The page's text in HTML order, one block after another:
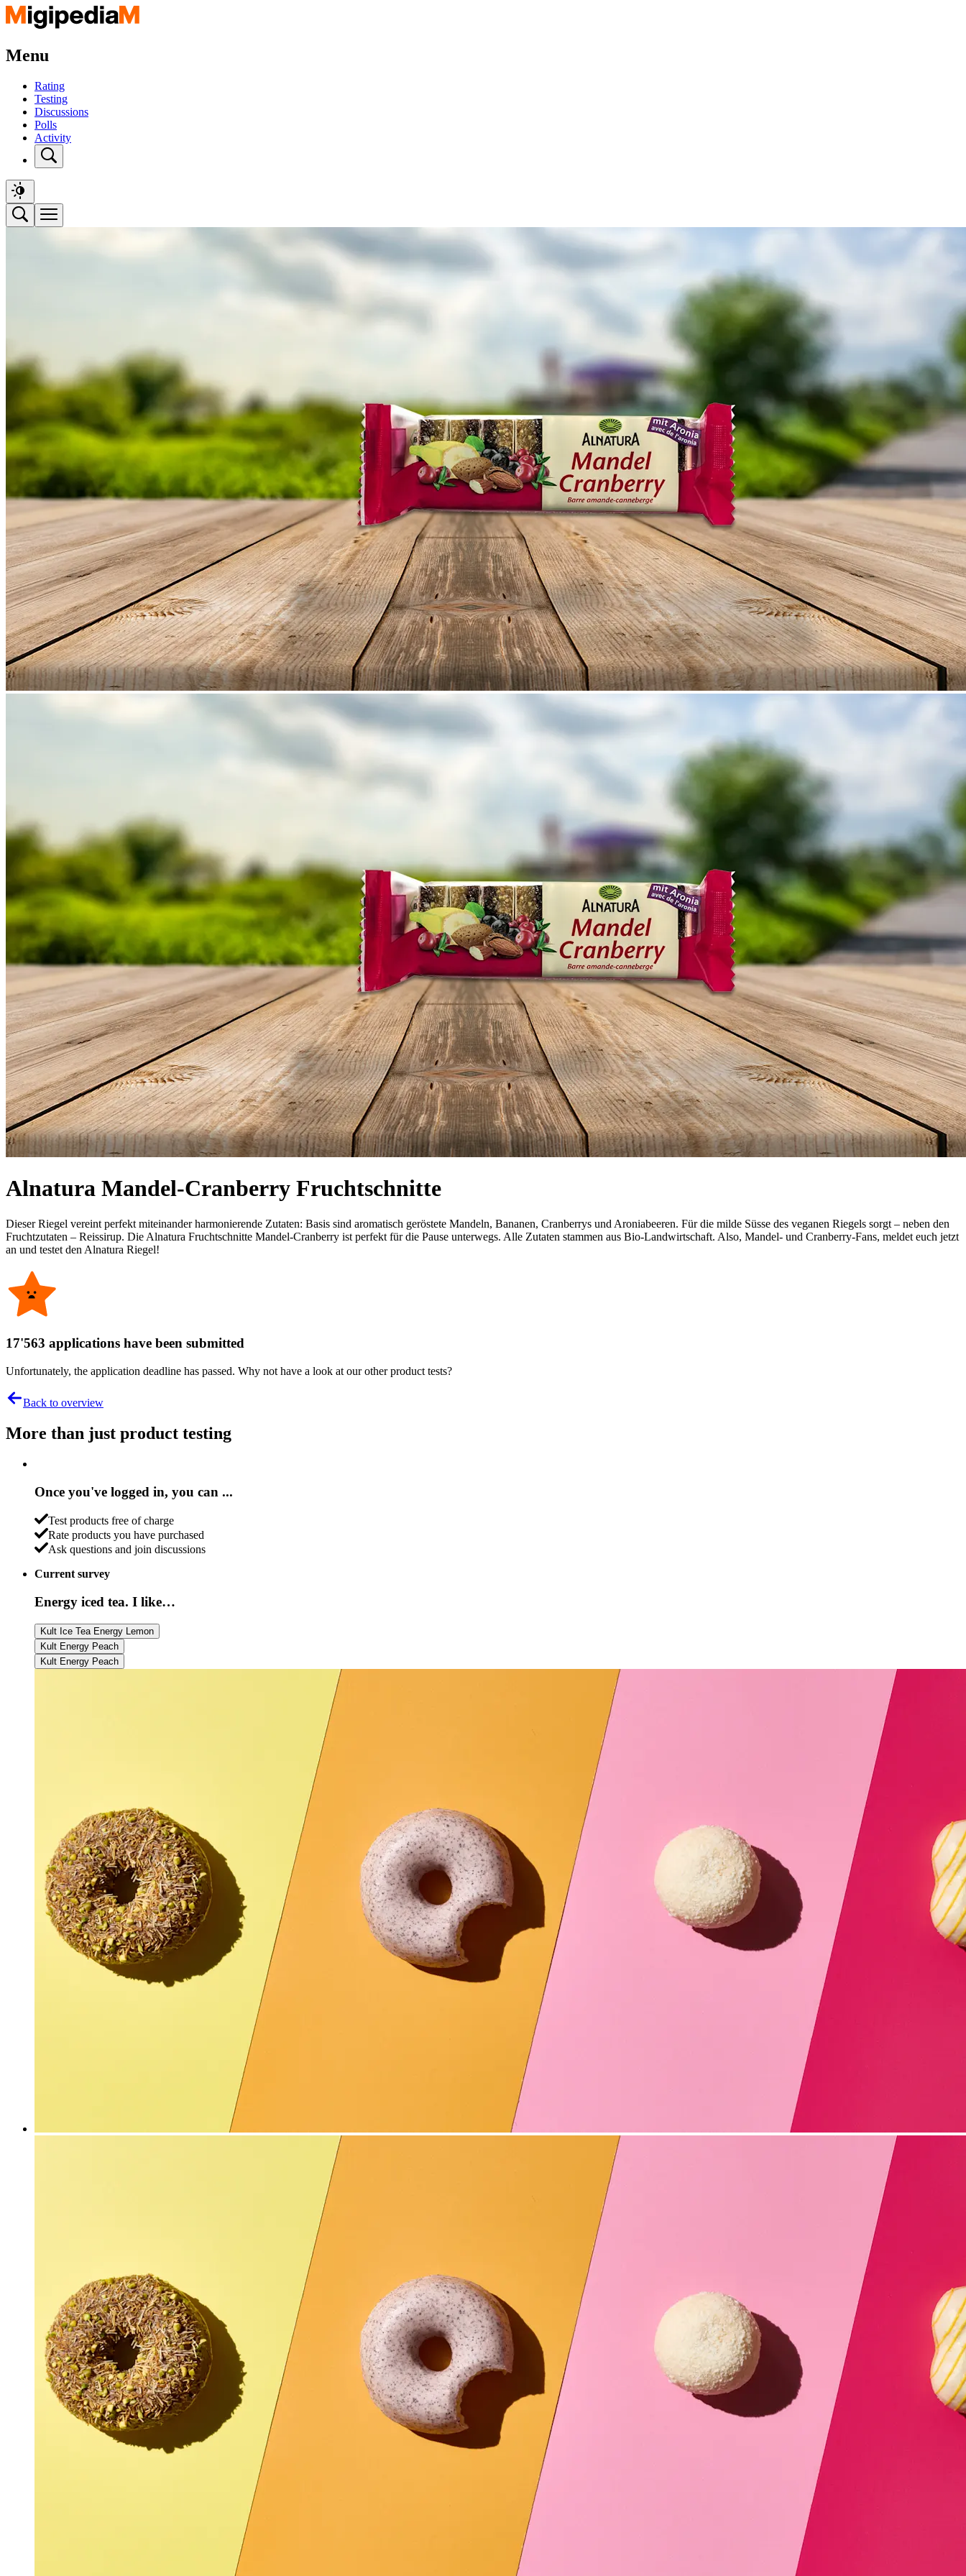
Menu
Rating
Testing
Discussions
Polls
Activity
Alnatura Mandel-Cranberry Fruchtschnitte
Dieser Riegel vereint perfekt miteinander harmonierende Zutaten: Basis sind aromatisch geröstete Mandeln, Bananen, Cranberrys und Aroniabeeren. Für die milde Süsse des veganen Riegels sorgt – neben den
Fruchtzutaten – Reissirup. Die Alnatura Fruchtschnitte Mandel-Cranberry ist perfekt für die Pause unterwegs. Alle Zutaten stammen aus Bio-Landwirtschaft. Also, Mandel- und Cranberry-Fans, meldet euch jetzt
an und testet den Alnatura Riegel!
17'563 applications have been submitted
Unfortunately, the application deadline has passed. Why not have a look at our other product tests?
Back to overview
More than just product testing
Once you've logged in, you can ...
Test products free of charge
Rate products you have purchased
Ask questions and join discussions
Current survey
Energy iced tea. I like…
Kult Ice Tea Energy Lemon
Kult Energy Peach
Kult Energy Peach